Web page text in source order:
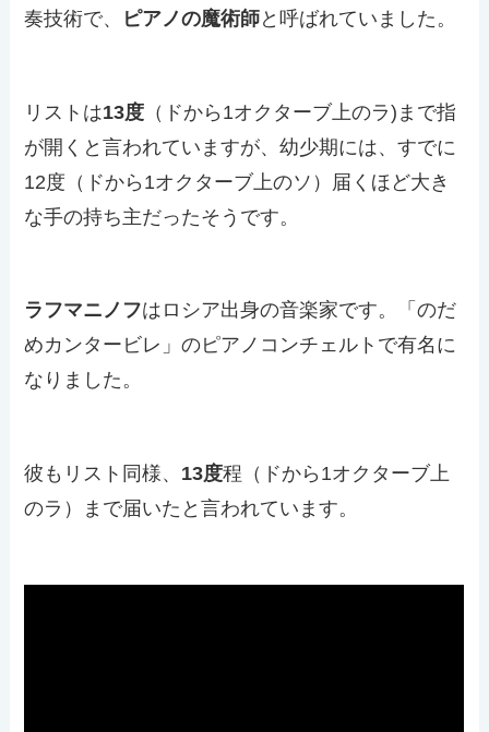
奏技術で、
ピアノの魔術師と呼ばれていました。
リストは13度 （ドから1オクターブ上のラ)まで指
が開くと言われていますが、幼少期には、すでに
12度（ドから1オクターブ上のソ）届くほど大き
な手の持ち主だったそうです。
ラフマニノフはロシア出身の音楽家です。「のだ
めカンタービレ」のピアノコンチェルトで有名に
なりました。
彼もリスト同様、 13度程（ドから1オクターブ上
のラ）まで届いたと言われています。